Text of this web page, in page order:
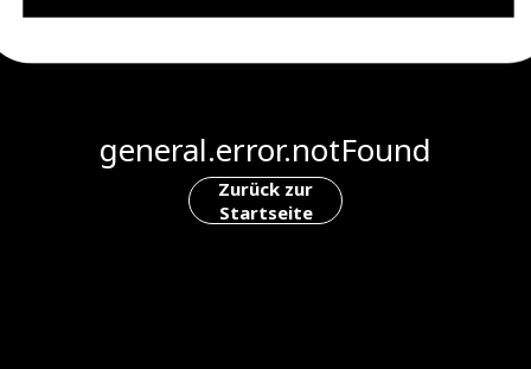
general.error.notFound
Zurück zur
Startseite